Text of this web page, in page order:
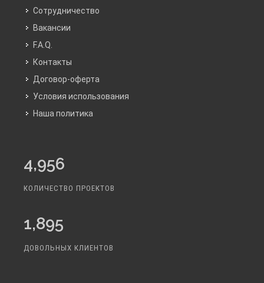
Сотрудничество
Вакансии
F.A.Q.
Контакты
Договор-оферта
Условия использования
Наша политика
4,956
КОЛИЧЕСТВО ПРОЕКТОВ
1,895
ДОВОЛЬНЫХ КЛИЕНТОВ